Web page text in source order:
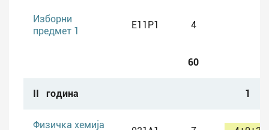
одговарајућег начина за праћење и
припрему инструмената (тестова) за
за организовање и извођење
Изборни
предмет 1
E11P1 4
60
II година 1
Физичка хемија